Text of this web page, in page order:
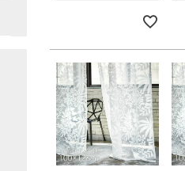
吸湿・発熱ラグ
286×382cm（本間6畳
アリス／ALICE
ディズニープリンセ
プレミアムコレクショ
バス・トイレ・ランド
シリーズで選ぶ
Tower タワー
Tosca トスカ
KINTO キントー
MOOMIN（ムーミン
PEANUTS（ピーナ
Saana ja Olli（サー
カーテンサイズの測り
カーテンの形状記憶
遮光カーテンとは？